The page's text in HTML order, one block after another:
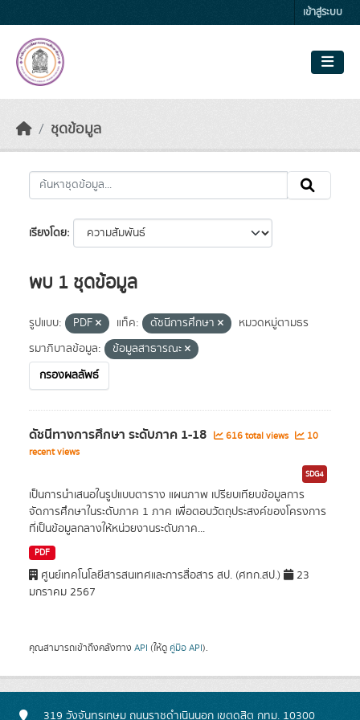
เข้าสู่ระบบ
ชุดข้อมูล
เรียงโดย
พบ 1 ชุดข้อมูล
รูปแบบ: PDF แท็ค: ดัชนีการศึกษา
หมวดหมู่ตามธร
รมาภิบาลข้อมูล:
ข้อมูลสาธารณะ
กรองผลลัพธ์
ดัชนีทางการศึกษา ระดับภาค 1-18 616 total views
10
recent views
SDG4
เป็นการนำเสนอในรูปแบบตาราง แผนภาพ เปรียบเทียบข้อมูลการ
จัดการศึกษาในระดับภาค 1 ภาค เพื่อตอบวัตถุประสงค์ของโครงการ
ที่เป็นข้อมูลกลางให้หน่วยงานระดับภาค...
PDF
ศูนย์เทคโนโลยีสารสนเทศและการสื่อสาร สป. (ศทก.สป.)
23
มกราคม 2567
คุณสามารถเข้าถึงคลังทาง API (ให้ดู คู่มือ API).
319 วังจันทรเกษม ถนนราชดำเนินนอก เขตดุสิต กทม. 10300